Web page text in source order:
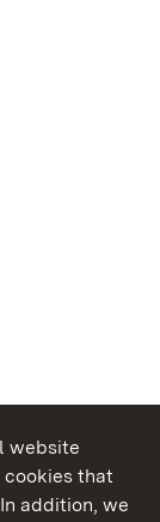
website
cookies that
addition, we